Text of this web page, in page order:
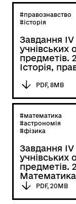
#правознавство
#історія
Завдання
учнівських
предметів.
Історія,
PDF, 8MB
#математика
#астрономія
#фізика
Завдання
учнівських
предметів.
PDF, 20MB